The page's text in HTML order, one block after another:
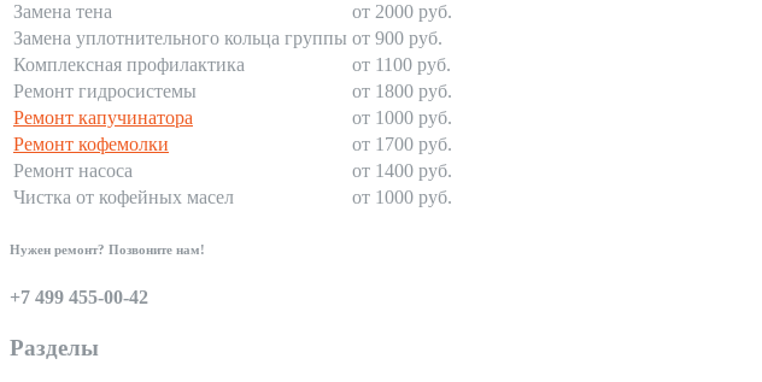
Замена тена
от 2000 руб.
Замена уплотнительного кольца группы от 900 руб.
Комплексная профилактика
от 1100 руб.
Ремонт гидросистемы
от 1800 руб.
Ремонт капучинатора
от 1000 руб.
Ремонт кофемолки
от 1700 руб.
Ремонт насоса
от 1400 руб.
Чистка от кофейных масел
от 1000 руб.
Нужен ремонт? Позвоните нам!
+7 499 455-00-42
Разделы